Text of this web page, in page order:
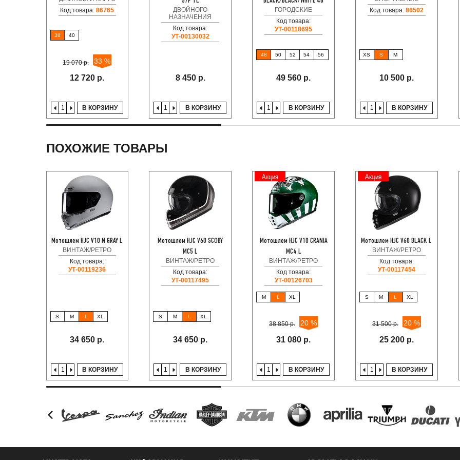
Код товара:86765
38 40
19 070 р. 33 %
12 720 р.
В КОРЗИНУ
ДВОЙНОГО
НАЗНАЧЕНИЯ
Код товара:
УТ-00130032
8 450 р.
В КОРЗИНУ
ГОРОДСКИЕ
Код товара:
УТ-00118695
48 50 52 54 56
49 560 р.
В КОРЗИНУ
Код товара: 86502
XS S M
10 500 р.
В КОРЗИНУ
ПОХОЖИЕ ТОВАРЫ
Мотошлем HJC V10 N GRAY L
ВИНТАЖ/РЕТРО
Код товара:
УТ-00119236
S M L XL
34 650 р.
В КОРЗИНУ
Мотошлем HJC V60 SCOBY
MC5 L
ВИНТАЖ/РЕТРО
Код товара:
УТ-00117495
S M L XL
34 650 р.
В КОРЗИНУ
Акция
Мотошлем HJC V10 CRANIA
MC4 L
ВИНТАЖ/РЕТРО
Код товара:
УТ-00126703
M L XL
38 850 р. 20 %
31 080 р.
В КОРЗИНУ
Акция
Мотошлем HJC V60 BLACK L
ВИНТАЖ/РЕТРО
Код товара:
УТ-00117454
S M L XL
31 500 р. 20 %
25 200 р.
В КОРЗИНУ